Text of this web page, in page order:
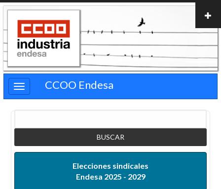
Pasar
contenido
principal
CCOO Endesa
Elecciones sindicales
Endesa 2025 - 2029